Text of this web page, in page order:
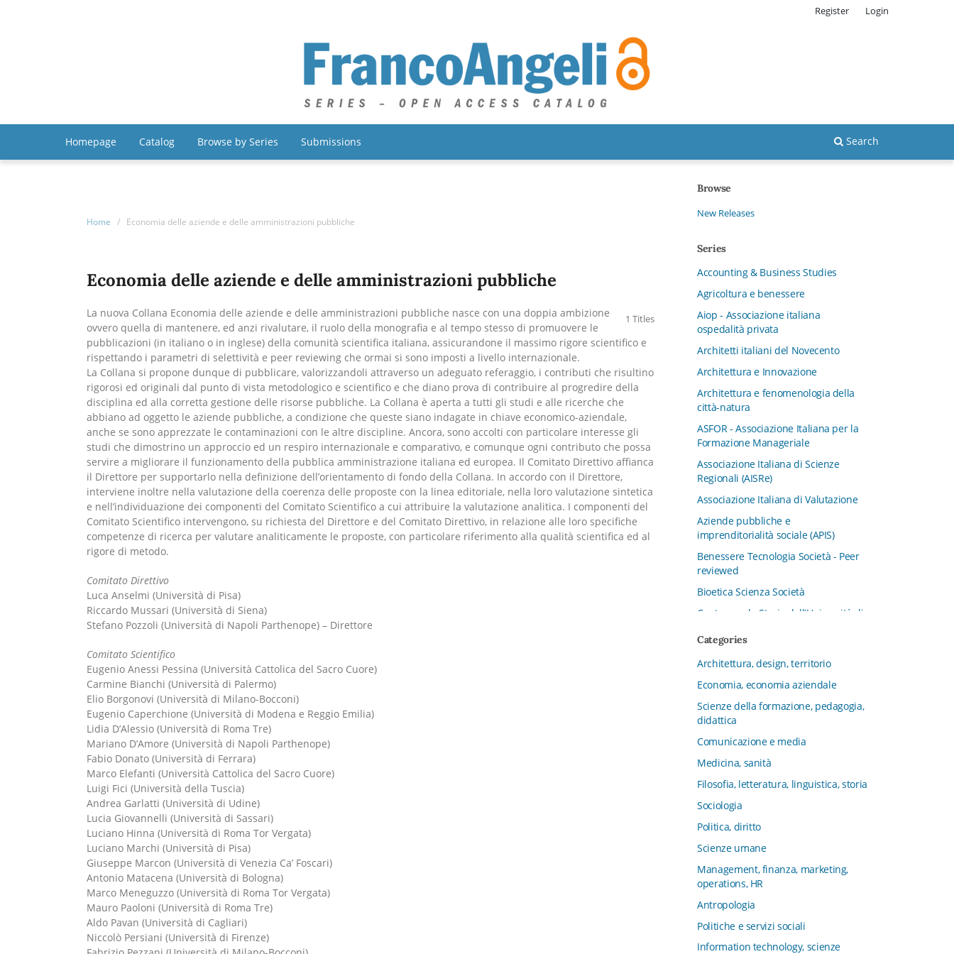
Homepage Catalog Browse by Series Submissions Search
Register Login
Home / Economia delle aziende e delle amministrazioni pubbliche
Economia delle aziende e delle amministrazioni pubbliche
1 Titles
La nuova Collana Economia delle aziende e delle amministrazioni pubbliche nasce con una doppia ambizione
ovvero quella di mantenere, ed anzi rivalutare, il ruolo della monografia e al tempo stesso di promuovere le
pubblicazioni (in italiano o in inglese) della comunità scientifica italiana, assicurandone il massimo rigore scientifico e
rispettando i parametri di selettività e peer reviewing che ormai si sono imposti a livello internazionale.
La Collana si propone dunque di pubblicare, valorizzandoli attraverso un adeguato referaggio, i contributi che risultino
rigorosi ed originali dal punto di vista metodologico e scientifico e che diano prova di contribuire al progredire della
disciplina ed alla corretta gestione delle risorse pubbliche. La Collana è aperta a tutti gli studi e alle ricerche che
abbiano ad oggetto le aziende pubbliche, a condizione che queste siano indagate in chiave economico-aziendale,
anche se sono apprezzate le contaminazioni con le altre discipline. Ancora, sono accolti con particolare interesse gli
studi che dimostrino un approccio ed un respiro internazionale e comparativo, e comunque ogni contributo che possa
servire a migliorare il funzionamento della pubblica amministrazione italiana ed europea. Il Comitato Direttivo affianca
il Direttore per supportarlo nella definizione dell’orientamento di fondo della Collana. In accordo con il Direttore,
interviene inoltre nella valutazione della coerenza delle proposte con la linea editoriale, nella loro valutazione sintetica
e nell’individuazione dei componenti del Comitato Scientifico a cui attribuire la valutazione analitica. I componenti del
Comitato Scientifico intervengono, su richiesta del Direttore e del Comitato Direttivo, in relazione alle loro specifiche
competenze di ricerca per valutare analiticamente le proposte, con particolare riferimento alla qualità scientifica ed al
rigore di metodo.
Comitato Direttivo
Luca Anselmi (Università di Pisa)
Riccardo Mussari (Università di Siena)
Stefano Pozzoli (Università di Napoli Parthenope) – Direttore
Comitato Scientifico
Eugenio Anessi Pessina (Università Cattolica del Sacro Cuore)
Carmine Bianchi (Università di Palermo)
Elio Borgonovi (Università di Milano-Bocconi)
Eugenio Caperchione (Università di Modena e Reggio Emilia)
Lidia D’Alessio (Università di Roma Tre)
Mariano D’Amore (Università di Napoli Parthenope)
Fabio Donato (Università di Ferrara)
Marco Elefanti (Università Cattolica del Sacro Cuore)
Luigi Fici (Università della Tuscia)
Andrea Garlatti (Università di Udine)
Lucia Giovannelli (Università di Sassari)
Luciano Hinna (Università di Roma Tor Vergata)
Luciano Marchi (Università di Pisa)
Giuseppe Marcon (Università di Venezia Ca’ Foscari)
Antonio Matacena (Università di Bologna)
Marco Meneguzzo (Università di Roma Tor Vergata)
Mauro Paoloni (Università di Roma Tre)
Aldo Pavan (Università di Cagliari)
Niccolò Persiani (Università di Firenze)
Browse
New Releases
Series
Accounting & Business Studies
Agricoltura e benessere
Aiop - Associazione italiana
ospedalità privata
Architetti italiani del Novecento
Architettura e Innovazione
Architettura e fenomenologia della
città-natura
ASFOR - Associazione Italiana per la
Formazione Manageriale
Associazione Italiana di Scienze
Regionali (AISRe)
Associazione Italiana di Valutazione
Aziende pubbliche e
imprenditorialità sociale (APIS)
Benessere Tecnologia Società - Peer
reviewed
Bioetica Scienza Società
Centro per la Storia dell'Università di
CFMT - Terziario Futuro
Channel & Retail Lab
Civiltà in tavola. La cultura del cibo
tra tradizioni, storia e diritto
Collana del Dipartimento di Scienze
Aziendali, Management e Innovation
Sociologia e Diritto dell’Economia
Università di Bologna
Collana di Clinica della formazione
Collana di Ragioneria ed Economia
Aziendale - SIDREA
Collana di Storia delle istituzioni
l’Infanzia
Categories
Architettura, design, territorio
Economia, economia aziendale
Scienze della formazione, pedagogia,
didattica
Comunicazione e media
Medicina, sanità
Filosofia, letteratura, linguistica, storia
Sociologia
Politica, diritto
Scienze umane
Management, finanza, marketing,
operations, HR
Antropologia
Politiche e servizi sociali
Information technology, scienze